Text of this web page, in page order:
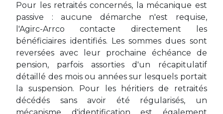
Pour les retraités concernés, la mécanique est
passive : aucune démarche n'est requise,
l'Agirc-Arrco contacte directement les
bénéficiaires identifiés. Les sommes dues sont
reversées avec leur prochaine échéance de
pension, parfois assorties d'un récapitulatif
détaillé des mois ou années sur lesquels portait
la suspension. Pour les héritiers de retraités
décédés sans avoir été régularisés, un